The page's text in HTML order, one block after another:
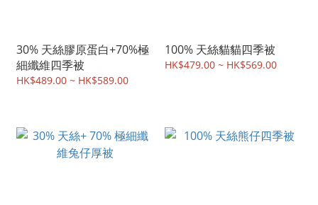
30% 天絲膠原蛋白+70%極
細纖維四季被
HK$489.00 ~ HK$589.00
100% 天絲貓貓四季被
HK$479.00 ~ HK$569.00